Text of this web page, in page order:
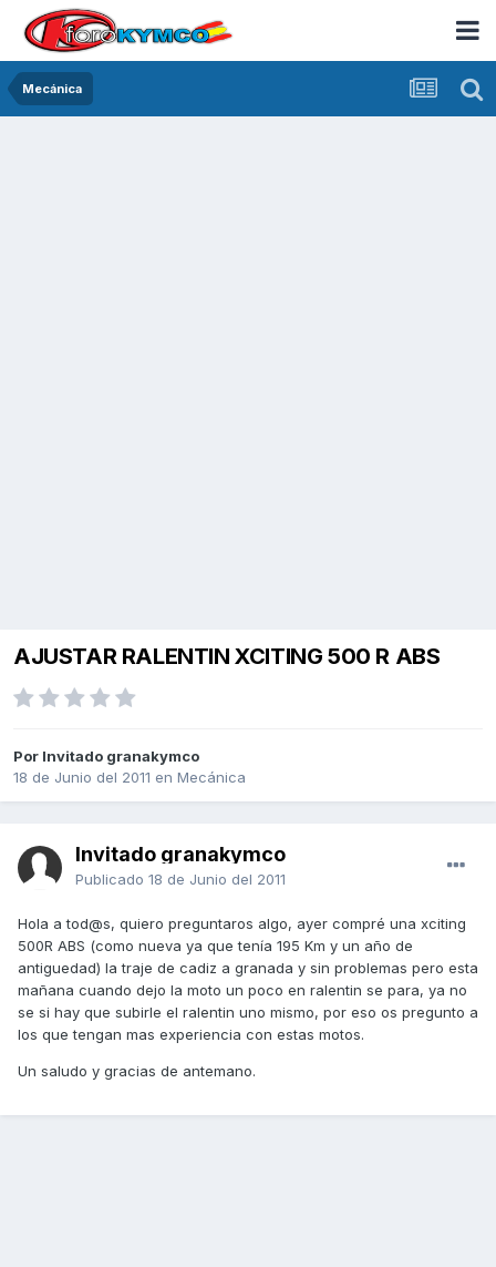
Mecánica
AJUSTAR RALENTIN XCITING 500 R ABS
Por Invitado granakymco
18 de Junio del 2011 en Mecánica
Invitado granakymco
Publicado 18 de Junio del 2011
Hola a tod@s, quiero preguntaros algo, ayer compré una xciting
500R ABS (como nueva ya que tenía 195 Km y un año de
antiguedad) la traje de cadiz a granada y sin problemas pero esta
mañana cuando dejo la moto un poco en ralentin se para, ya no
se si hay que subirle el ralentin uno mismo, por eso os pregunto a
los que tengan mas experiencia con estas motos.
Un saludo y gracias de antemano.